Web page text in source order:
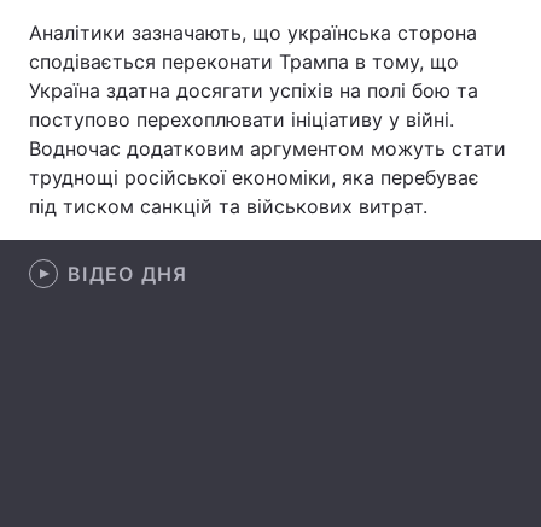
Відео з Youtube Статті
Архів Вакансії
Контакти
Аналітики зазначають, що українська сторона
сподівається переконати Трампа в тому, що
Україна здатна досягати успіхів на полі бою та
поступово перехоплювати ініціативу у війні.
Водночас додатковим аргументом можуть стати
труднощі російської економіки, яка перебуває
під тиском санкцій та військових витрат.
ВІДЕО ДНЯ